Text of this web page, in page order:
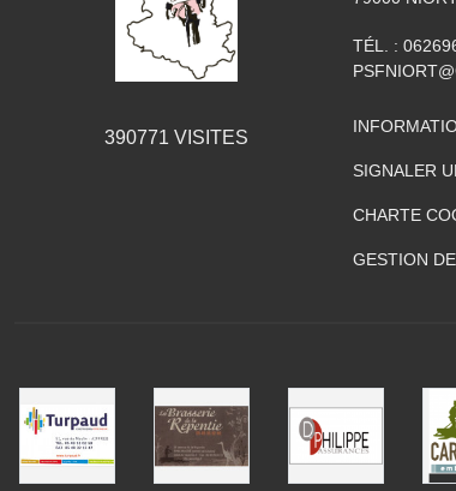
390771 VISITES
TÉL. :
SIGNALER
CHARTE
GESTION